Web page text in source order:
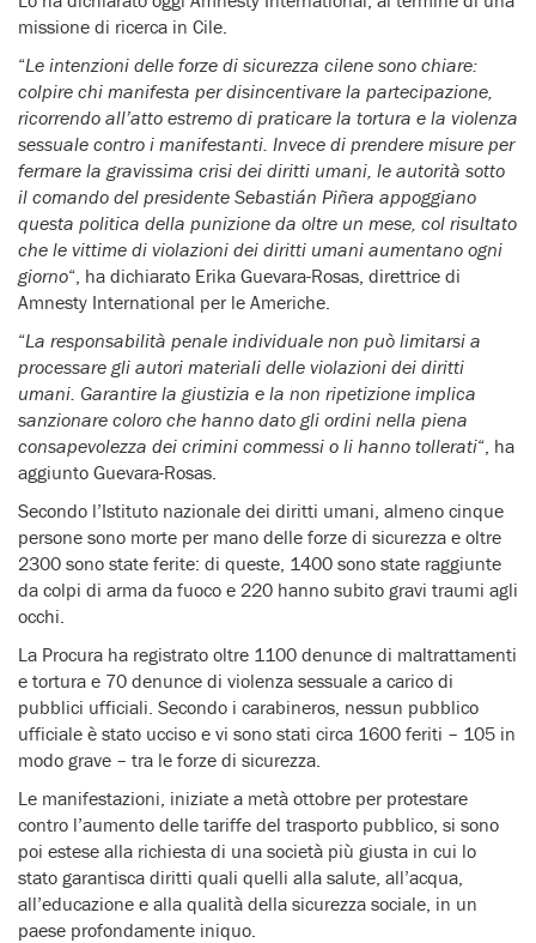
missione di ricerca in Cile.
“Le intenzioni delle forze di sicurezza cilene sono chiare:
colpire chi manifesta per disincentivare la partecipazione,
ricorrendo all’atto estremo di praticare la tortura e la violenza
sessuale contro i manifestanti. Invece di prendere misure per
fermare la gravissima crisi dei diritti umani, le autorità sotto
il comando del presidente Sebastián Piñera appoggiano
questa politica della punizione da oltre un mese, col risultato
che le vittime di violazioni dei diritti umani aumentano ogni
giorno“, ha dichiarato Erika Guevara-Rosas, direttrice di
Amnesty International per le Americhe.
“La responsabilità penale individuale non può limitarsi a
processare gli autori materiali delle violazioni dei diritti
umani. Garantire la giustizia e la non ripetizione implica
sanzionare coloro che hanno dato gli ordini nella piena
consapevolezza dei crimini commessi o li hanno tollerati“, ha
aggiunto Guevara-Rosas.
Secondo l’Istituto nazionale dei diritti umani, almeno cinque
persone sono morte per mano delle forze di sicurezza e oltre
2300 sono state ferite: di queste, 1400 sono state raggiunte
da colpi di arma da fuoco e 220 hanno subito gravi traumi agli
occhi.
La Procura ha registrato oltre 1100 denunce di maltrattamenti
e tortura e 70 denunce di violenza sessuale a carico di
pubblici ufficiali. Secondo i carabineros, nessun pubblico
ufficiale è stato ucciso e vi sono stati circa 1600 feriti – 105 in
modo grave – tra le forze di sicurezza.
Le manifestazioni, iniziate a metà ottobre per protestare
contro l’aumento delle tariffe del trasporto pubblico, si sono
poi estese alla richiesta di una società più giusta in cui lo
stato garantisca diritti quali quelli alla salute, all’acqua,
all’educazione e alla qualità della sicurezza sociale, in un
paese profondamente iniquo.